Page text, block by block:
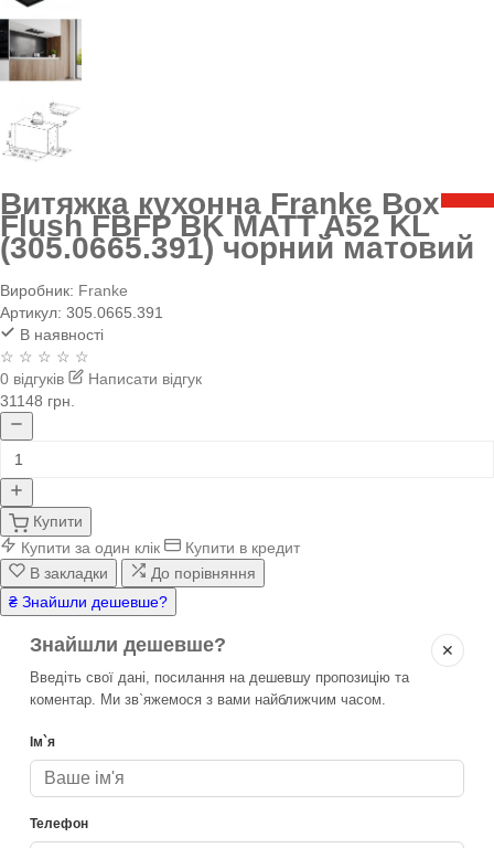
Витяжка кухонна Franke Box
Flush FBFP BK MATT A52 KL
(305.0665.391) чорний матовий
Виробник: Franke
Артикул: 305.0665.391
В наявності
☆ ☆ ☆ ☆ ☆
0 відгуків
Написати відгук
31148 грн.
Купити
Купити за один клік
Купити в кредит
В закладки
До порівняння
₴ Знайшли дешевше?
✕
Знайшли дешевше?
Введіть свої дані, посилання на дешевшу пропозицію та
коментар. Ми зв`яжемося з вами найближчим часом.
Ім`я
Телефон